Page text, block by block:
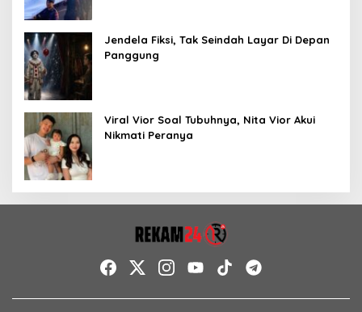
Jendela Fiksi, Tak Seindah Layar Di Depan
Panggung
Viral Vior Soal Tubuhnya, Nita Vior Akui
Nikmati Peranya